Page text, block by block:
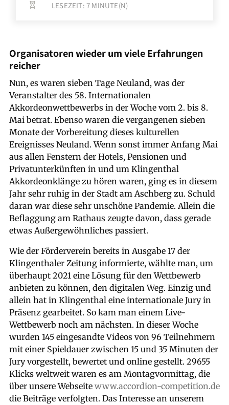
 LESEZEIT: 7 MINUTE(N)
Organisatoren wieder um viele Erfahrungen
reicher
Nun, es waren sieben Tage Neuland, was der
Veranstalter des 58. Internationalen
Akkordeonwettbewerbs in der Woche vom 2. bis 8.
Mai betrat. Ebenso waren die vergangenen sieben
Monate der Vorbereitung dieses kulturellen
Ereignisses Neuland. Wenn sonst immer Anfang Mai
aus allen Fenstern der Hotels, Pensionen und
Privatunterkünften in und um Klingenthal
Akkordeonklänge zu hören waren, ging es in diesem
Jahr sehr ruhig in der Stadt am Aschberg zu. Schuld
daran war diese sehr unschöne Pandemie. Allein die
Beflaggung am Rathaus zeugte davon, dass gerade
etwas Außergewöhnliches passiert.
Wie der Förderverein bereits in Ausgabe 17 der
Klingenthaler Zeitung informierte, wählte man, um
überhaupt 2021 eine Lösung für den Wettbewerb
anbieten zu können, den digitalen Weg. Einzig und
allein hat in Klingenthal eine internationale Jury in
Präsenz gearbeitet. So kam man einem Live-
Wettbewerb noch am nächsten. In dieser Woche
wurden 145 eingesandte Videos von 96 Teilnehmern
mit einer Spieldauer zwischen 15 und 35 Minuten der
Jury vorgestellt, bewertet und online gestellt. 29655
Klicks weltweit waren es am Montagvormittag, die
über unsere Webseite www.accordion-competition.de
die Beiträge verfolgten. Das Interesse an unserem